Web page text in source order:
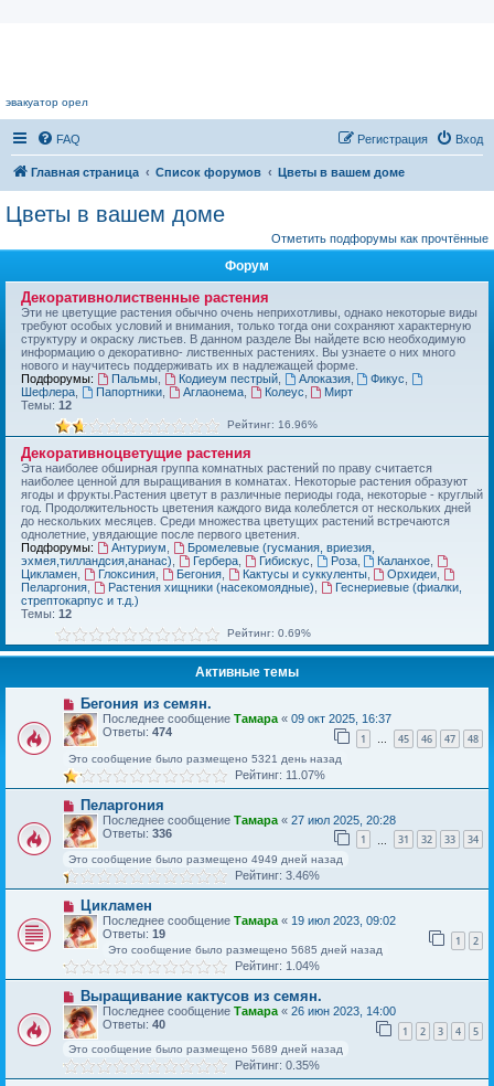
эвакуатор орел
FAQ Вход
Регистрация
Главная страница Список форумов Цветы в вашем доме
Цветы в вашем доме
Отметить подфорумы как прочтённые
Форум
Декоративнолиственные растения
Эти не цветущие растения обычно очень неприхотливы, однако некоторые виды
требуют особых условий и внимания, только тогда они сохраняют характерную
структуру и окраску листьев. В данном разделе Вы найдете всю необходимую
информацию о декоративно- лиственных растениях. Вы узнаете о них много
нового и научитесь поддерживать их в надлежащей форме.
Подфорумы:
Пальмы, Кодиеум пестрый, Алоказия, Фикус
Шефлера
Папортники, Аглаонема, Колеус
Мирт
Темы: 12
Рейтинг: 16.96%
Декоративноцветущие растения
Эта наиболее обширная группа комнатных растений по праву считается
наиболее ценной для выращивания в комнатах. Некоторые растения образуют
ягоды и фрукты.Растения цветут в различные периоды года, некоторые - круглый
год. Продолжительность цветения каждого вида колеблется от нескольких дней
до нескольких месяцев. Среди множества цветущих растений встречаются
однолетние, увядающие после первого цветения.
Подфорумы:
Антуриум
Бромелевые (гусмания, вриезия,
эхмея,тилландсия,ананас)
Гербера, Гибискус Роза, Каланхое
Цикламен
Глоксиния, Бегония, Кактусы и суккуленты, Орхидеи
Пеларгония
Растения хищники (насекомоядные)
Геснериевые (фиалки,
стрептокарпус и т.д.)
Темы: 12
Рейтинг: 0.69%
Активные темы
Бегония из семян.
Последнее сообщение Тамара « 09 окт 2025, 16:37
Ответы: 474 1 … 45 46 47 48
Это сообщение было размещено 5321 день назад
Рейтинг: 11.07%
Пеларгония
Последнее сообщение Тамара « 27 июл 2025, 20:28
Ответы: 336 1 31 32 33 34
Это сообщение было размещено 4949 дней назад
Рейтинг: 3.46%
Цикламен
Последнее сообщение Тамара « 19 июл 2023, 09:02
Ответы: 19 1 2
Это сообщение было размещено 5685 дней назад
Рейтинг: 1.04%
Выращивание кактусов из семян.
Последнее сообщение Тамара « 26 июн 2023, 14:00
Ответы: 40 1 2 3 4 5
Это сообщение было размещено 5689 дней назад
Рейтинг: 0.35%